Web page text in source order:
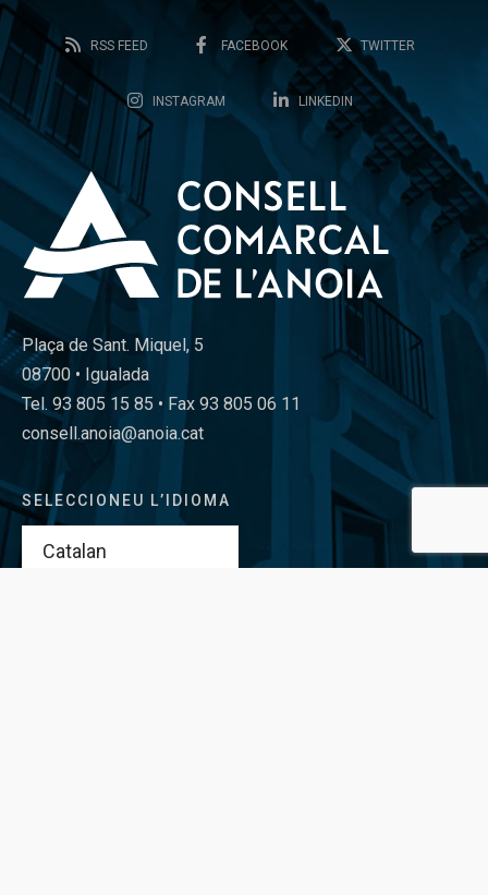
RSS FEED FACEBOOK TWITTER
INSTAGRAM LINKEDIN
Plaça de Sant. Miquel, 5
08700 • Igualada
Tel. 93 805 15 85 • Fax 93 805 06 11
consell.anoia@anoia.cat
SELECCIONEU L’IDIOMA